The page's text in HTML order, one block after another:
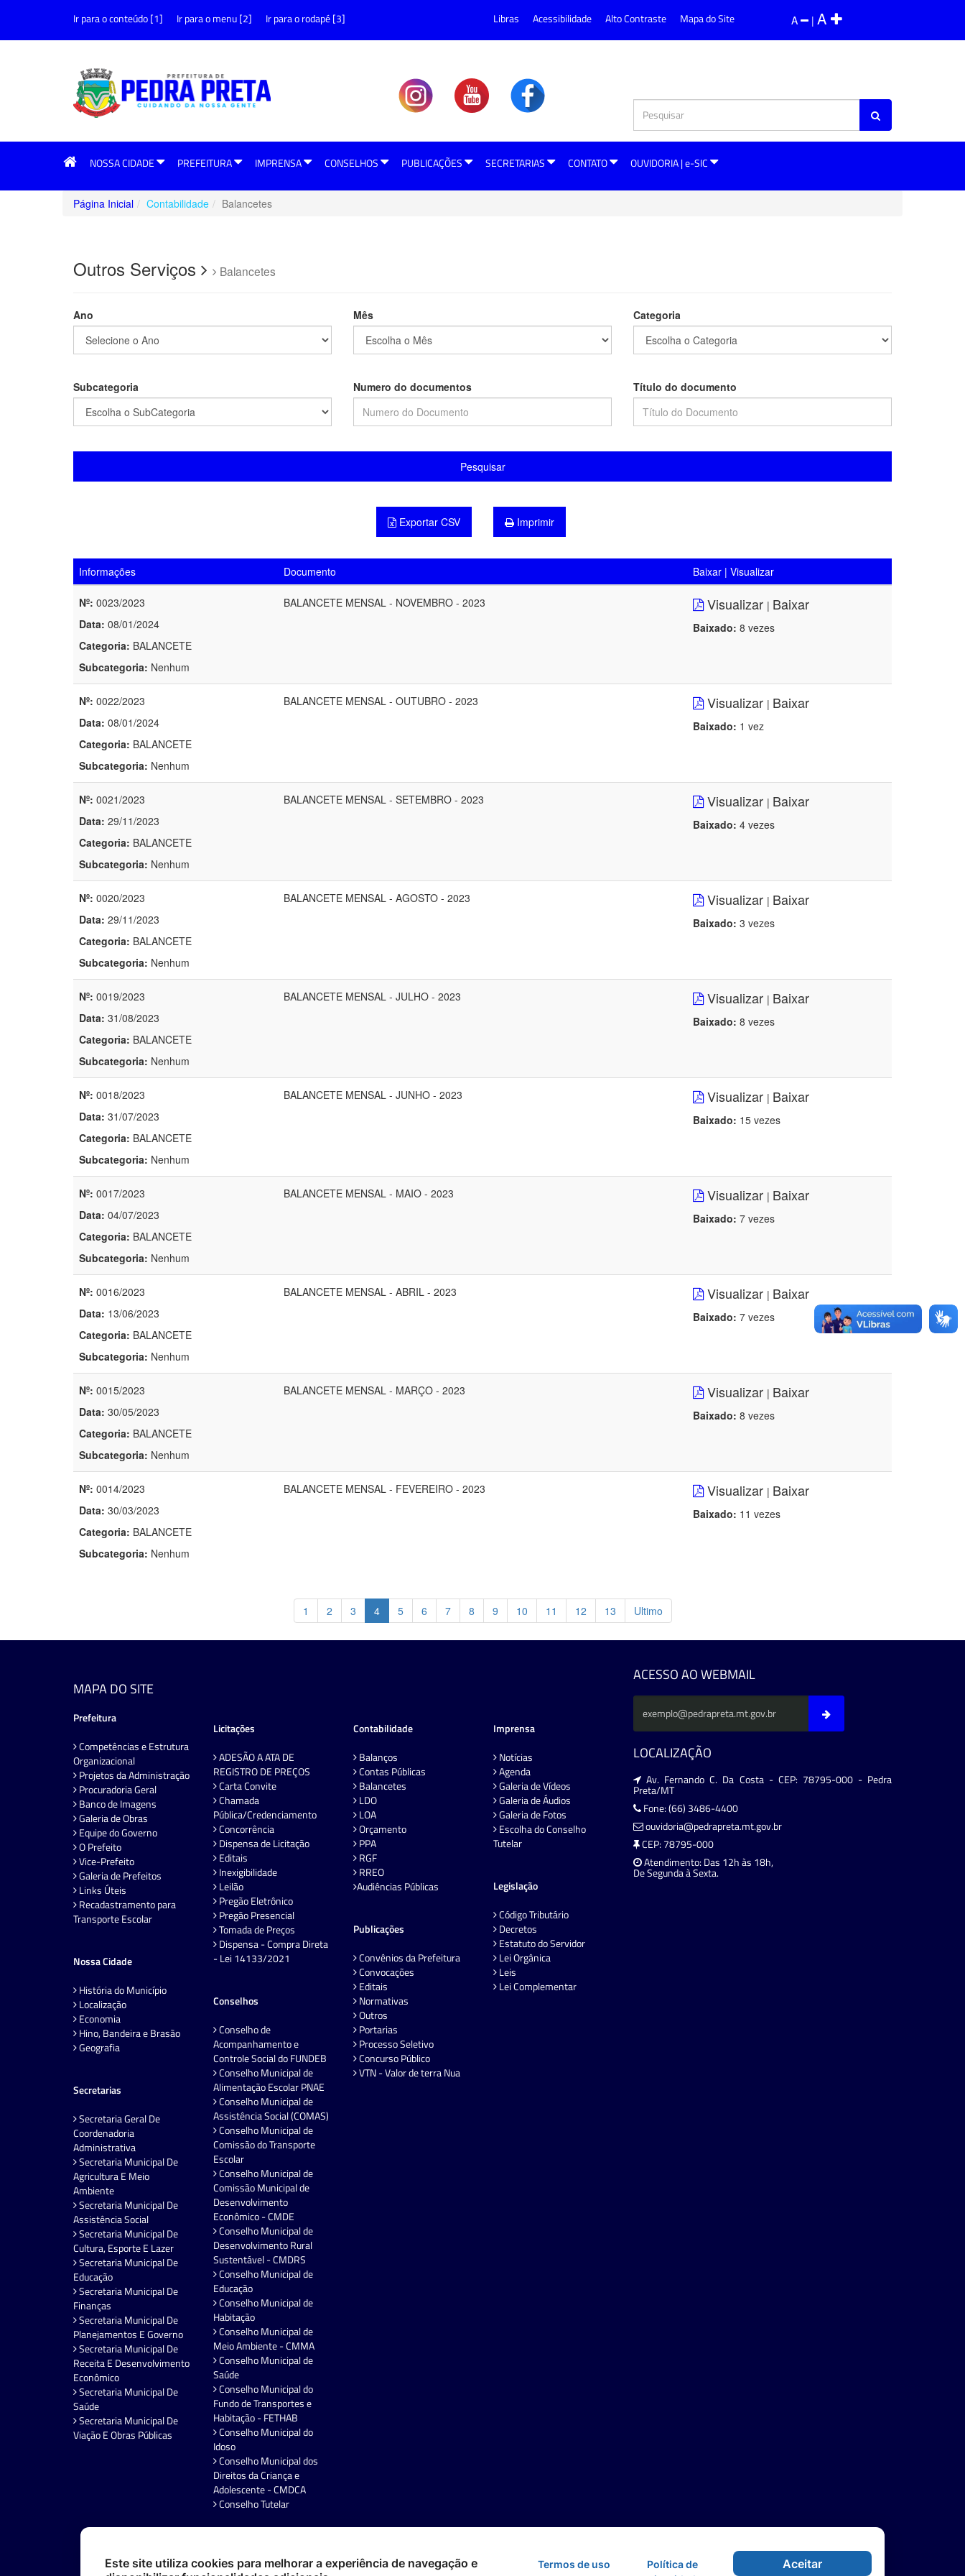
Ir para o conteúdo [1] Ir para o menu [2] Ir para o rodapé [3] A | A
Libras Acessibilidade Alto Contraste Mapa do Site
NOSSA CIDADE PREFEITURA IMPRENSA CONSELHOS PUBLICAÇÕES SECRETARIAS CONTATO OUVIDORIA | e-SIC
Página Inicial Contabilidade Balancetes
Outros Serviços Balancetes
Ano Mês Categoria
Subcategoria Numero do documentos Título do documento
Pesquisar
Exportar CSV Imprimir
Informações Documento Baixar | Visualizar
Nº: 0023/2023
Data: 08/01/2024
Categoria: BALANCETE
Subcategoria: Nenhum
BALANCETE MENSAL - NOVEMBRO - 2023 Visualizar | Baixar
Baixado: 8 vezes
Nº: 0022/2023
Data: 08/01/2024
Categoria: BALANCETE
Subcategoria: Nenhum
BALANCETE MENSAL - OUTUBRO - 2023 Visualizar | Baixar
Baixado: 1 vez
Nº: 0021/2023
Data: 29/11/2023
Categoria: BALANCETE
Subcategoria: Nenhum
BALANCETE MENSAL - SETEMBRO - 2023 Visualizar | Baixar
Baixado: 4 vezes
Nº: 0020/2023
Data: 29/11/2023
Categoria: BALANCETE
Subcategoria: Nenhum
BALANCETE MENSAL - AGOSTO - 2023 Visualizar | Baixar
Baixado: 3 vezes
Nº: 0019/2023
Data: 31/08/2023
Categoria: BALANCETE
Subcategoria: Nenhum
BALANCETE MENSAL - JULHO - 2023 Visualizar | Baixar
Baixado: 8 vezes
Nº: 0018/2023
Data: 31/07/2023
Categoria: BALANCETE
Subcategoria: Nenhum
BALANCETE MENSAL - JUNHO - 2023 Visualizar | Baixar
Baixado: 15 vezes
Nº: 0017/2023
Data: 04/07/2023
Categoria: BALANCETE
Subcategoria: Nenhum
BALANCETE MENSAL - MAIO - 2023 Visualizar | Baixar
Baixado: 7 vezes
Nº: 0016/2023
Data: 13/06/2023
Categoria: BALANCETE
Subcategoria: Nenhum
BALANCETE MENSAL - ABRIL - 2023 Visualizar | Baixar
Baixado: 7 vezes
Nº: 0015/2023
Data: 30/05/2023
Categoria: BALANCETE
Subcategoria: Nenhum
BALANCETE MENSAL - MARÇO - 2023 Visualizar | Baixar
Baixado: 8 vezes
Nº: 0014/2023
Data: 30/03/2023
Categoria: BALANCETE
Subcategoria: Nenhum
BALANCETE MENSAL - FEVEREIRO - 2023 Visualizar | Baixar
Baixado: 11 vezes
1 2 3 4 5 6 7 8 9 10 11 12 13 Ultimo
MAPA DO SITE
Prefeitura
Competências e Estrutura
Organizacional
Projetos da Administração
Procuradoria Geral
Banco de Imagens
Galeria de Obras
Equipe do Governo
O Prefeito
Vice-Prefeito
Galeria de Prefeitos
Links Úteis
Recadastramento para
Transporte Escolar
Nossa Cidade
História do Município
Localização
Economia
Hino, Bandeira e Brasão
Geografia
Secretarias
Secretaria Geral De
Coordenadoria
Administrativa
Secretaria Municipal De
Agricultura E Meio
Ambiente
Secretaria Municipal De
Assistência Social
Secretaria Municipal De
Cultura, Esporte E Lazer
Secretaria Municipal De
Educação
Secretaria Municipal De
Finanças
Secretaria Municipal De
Planejamentos E Governo
Secretaria Municipal De
Receita E Desenvolvimento
Econômico
Secretaria Municipal De
Saúde
Secretaria Municipal De
Viação E Obras Públicas
Licitações
ADESÃO A ATA DE
REGISTRO DE PREÇOS
Carta Convite
Chamada
Pública/Credenciamento
Concorrência
Dispensa de Licitação
Editais
Inexigibilidade
Leilão
Pregão Eletrônico
Pregão Presencial
Tomada de Preços
Dispensa - Compra Direta
- Lei 14133/2021
Conselhos
Conselho de
Acompanhamento e
Controle Social do FUNDEB
Conselho Municipal de
Alimentação Escolar PNAE
Conselho Municipal de
Assistência Social (COMAS)
Conselho Municipal de
Comissão do Transporte
Escolar
Conselho Municipal de
Comissão Municipal de
Desenvolvimento
Econômico - CMDE
Conselho Municipal de
Desenvolvimento Rural
Sustentável - CMDRS
Conselho Municipal de
Educação
Conselho Municipal de
Habitação
Conselho Municipal de
Meio Ambiente - CMMA
Conselho Municipal de
Saúde
Conselho Municipal do
Fundo de Transportes e
Habitação - FETHAB
Conselho Municipal do
Idoso
Conselho Municipal dos
Direitos da Criança e
Adolescente - CMDCA
Conselho Tutelar
Contabilidade
Balanços
Contas Públicas
Balancetes
LDO
LOA
Orçamento
PPA
RGF
RREO
Audiências Públicas
Publicações
Convênios da Prefeitura
Convocações
Editais
Normativas
Outros
Portarias
Processo Seletivo
Concurso Público
VTN - Valor de terra Nua
Imprensa
Notícias
Agenda
Galeria de Vídeos
Galeria de Áudios
Galeria de Fotos
Escolha do Conselho
Tutelar
Legislação
Código Tributário
Decretos
Estatuto do Servidor
Lei Orgânica
Leis
Lei Complementar
ACESSO AO WEBMAIL
LOCALIZAÇÃO
Av. Fernando C. Da Costa - CEP: 78795-000 - Pedra
Preta/MT
Fone: (66) 3486-4400
ouvidoria@pedrapreta.mt.gov.br
CEP: 78795-000
Atendimento: Das 12h às 18h,
De Segunda à Sexta.
Este site utiliza cookies para melhorar a experiência de navegação e
Termos de uso
Política de
Aceitar